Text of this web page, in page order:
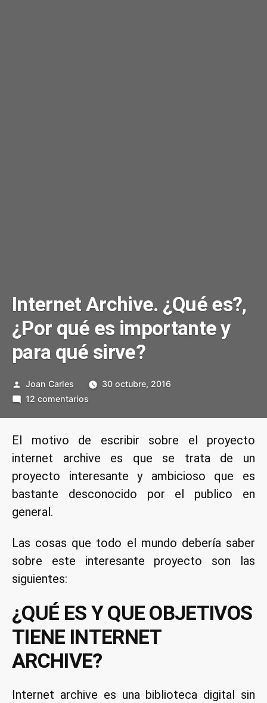
Internet Archive. ¿Qué es?,
¿Por qué es importante y
para qué sirve?
Publicado
por
Joan Carles
30 octubre, 2016
12 comentarios
¿Qué
es?,
¿Por
para
qué
El motivo de escribir sobre el proyecto
internet archive es que se trata de un
proyecto interesante y ambicioso que es
bastante desconocido por el publico en
general.
Las cosas que todo el mundo debería saber
sobre este interesante proyecto son las
siguientes:
¿QUÉ ES Y QUE OBJETIVOS
TIENE INTERNET
ARCHIVE?
Internet archive es una biblioteca digital sin